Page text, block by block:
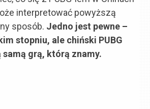
interpretować powyższą
sposób. Jedno jest pewne –
stopniu, ale chiński PUBG
samą grą, którą znamy.